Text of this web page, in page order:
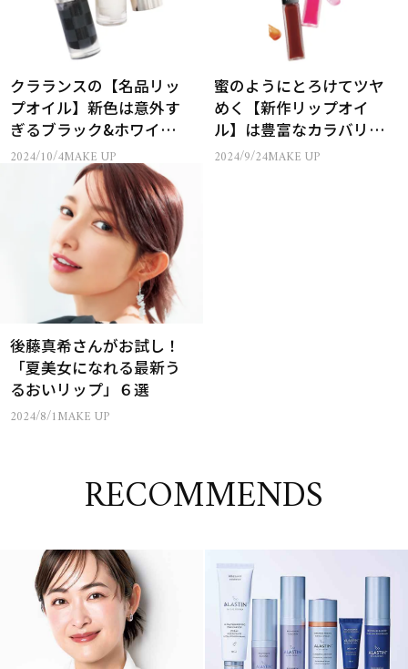
クラランスの【名品リッ
プオイル】新色は意外す
ぎるブラック&ホワイ
ト！？
2024/10/4MAKE UP
蜜のようにとろけてツヤ
めく【新作リップオイ
ル】は豊富なカラバリに
注目
2024/9/24MAKE UP
後藤真希さんがお試し！
「夏美女になれる最新う
るおいリップ」６選
2024/8/1MAKE UP
RECOMMENDS